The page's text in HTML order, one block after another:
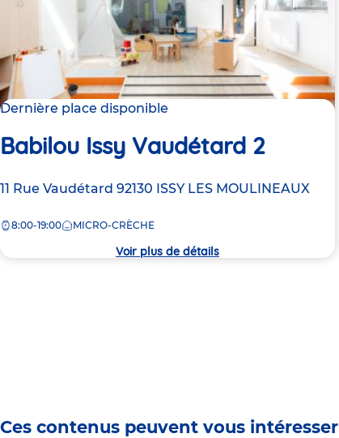
Dernière place disponible
Babilou Issy Vaudétard 2
Adresse
la
11 Rue Vaudétard 92130 ISSY LES MOULINEAUX
8:00-19:00 MICRO-CRÈCHE
Voir plus de détails
Ces contenus peuvent vous intéresser